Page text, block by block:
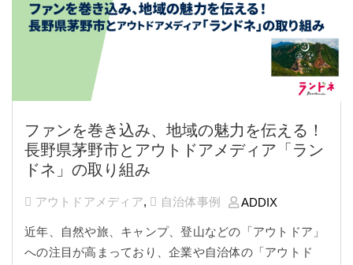
ファンを巻き込み、地域の魅力を伝える！
長野県茅野市とアウトドアメディア「ラン
ドネ」の取り組み
アウトドアメディア, 自治体事例 ADDIX
近年、自然や旅、キャンプ、登山などの「アウトドア」
への注目が高まっており、企業や自治体の「アウトド